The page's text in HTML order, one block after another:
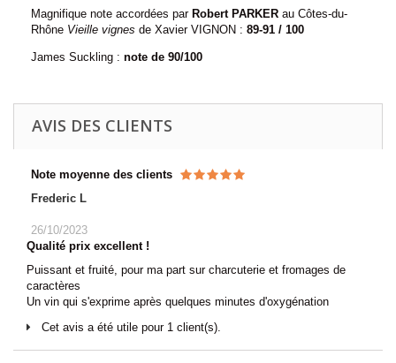
Magnifique note accordées par Robert PARKER au Côtes-du-
Rhône Vieille vignes de Xavier VIGNON : 89-91 / 100
James Suckling : note de 90/100
AVIS DES CLIENTS
Note moyenne des clients
Frederic L
26/10/2023
Qualité prix excellent !
Puissant et fruité, pour ma part sur charcuterie et fromages de
caractères
Un vin qui s'exprime après quelques minutes d'oxygénation
Cet avis a été utile pour 1 client(s).